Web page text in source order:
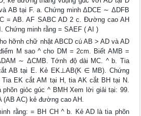
AB tại F. a. Chứng minh ΔDCE ∼ ΔDFB
= AB. AF SABC AD 2 c. Đường cao AH
Chứng minh rằng = SAEF ( AI )
hỡnh chữ nhật ABCD cú AB > AD và AD
M sao ^ cho DM = 2cm. Biết AMB =
∼ ΔCMB. Tớnh độ dài MC. ^ b. Tia
AB tại E. Kẻ EK⊥AB(K ∈ MB). Chứng
Tia EK cắt AM tại H, tia AK cắt BH tại N.
phõn giỏc gúc ^ BMH Xem lời giải tại: 99.
(AB AC) kẻ đường cao AH.
rằng: = BH CH ^ b. Kẻ AD là tia phõn